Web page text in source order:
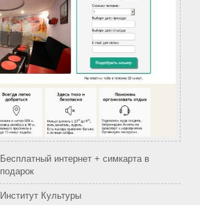
Бесплатный интернет + симкарта в
подарок
Институт Культуры